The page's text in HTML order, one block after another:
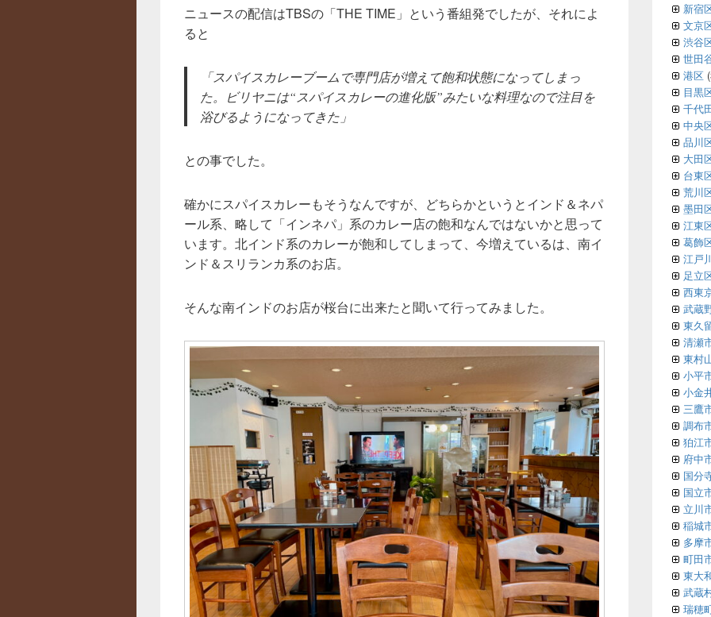
ニュースの配信はTBSの「THE TIME」という番組発でしたが、それによ
ると
「スパイスカレーブームで専門店が増えて飽和状態になってしまっ
た。ビリヤニは“スパイスカレーの進化版”みたいな料理なので注目を
浴びるようになってきた」
との事でした。
確かにスパイスカレーもそうなんですが、どちらかというとインド＆ネパ
ール系、略して「インネパ」系のカレー店の飽和なんではないかと思って
います。北インド系のカレーが飽和してしまって、今増えているは、南イ
ンド＆スリランカ系のお店。
そんな南インドのお店が桜台に出来たと聞いて行ってみました。
新宿
文京
渋谷
世田
港区
目黒
千代
中央
品川
大田
台東
荒川
墨田
江東
葛飾
江戸
足立
西東
武蔵
東久
清瀬
東村
小平
小金
三鷹
調布
狛江
府中
国分
国立
立川
稲城
多摩
町田
東大
武蔵
瑞穂